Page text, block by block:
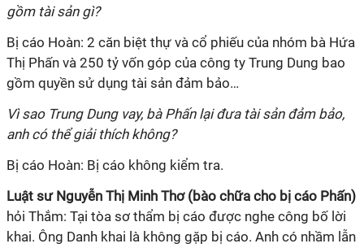
gồm tài sản gì?
Bị cáo Hoàn: 2 căn biệt thự và cổ phiếu của nhóm bà Hứa
Thị Phấn và 250 tỷ vốn góp của công ty Trung Dung bao
gồm quyền sử dụng tài sản đảm bảo…
Vì sao Trung Dung vay, bà Phấn lại đưa tài sản đảm bảo,
anh có thể giải thích không?
Bị cáo Hoàn: Bị cáo không kiểm tra.
Luật sư Nguyễn Thị Minh Thơ (bào chữa cho bị cáo Phấn)
hỏi Thắm: Tại tòa sơ thẩm bị cáo được nghe công bố lời
khai. Ông Danh khai là không gặp bị cáo. Anh có nhầm lẫn